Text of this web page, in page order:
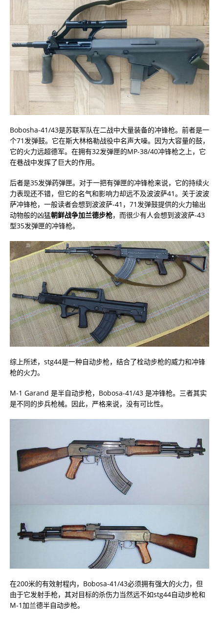
Bobosha-41/43是苏联军队在二战中大量装备的冲锋枪。前者是一
个71发弹鼓。它在斯大林格勒战役中名声大噪。因为大容量的鼓，
它的火力远超德军。在拥有32发弹匣的MP-38/40冲锋枪之上，它
在巷战中发挥了巨大的作用。
后者是35发弹药弹匣。对于一把有弹匣的冲锋枪来说，它的持续火
力表现还不错，但它的名气和影响力却远不及波波萨41。关于波波
萨冲锋枪，一般读者会想到波波萨-41，71发弹鼓提供的火力输出
动物般的凶猛朝鲜战争加兰德步枪，而很少有人会想到波波萨-43
型35发弹匣的冲锋枪。
综上所述，stg44是一种自动步枪，结合了栓动步枪的威力和冲锋
枪的火力。
M-1 Garand 是半自动步枪，Bobosa-41/43 是冲锋枪。三者其实
是不同的步兵枪械。因此，严格来说，没有可比性。
在200米的有效射程内，Bobosa-41/43必须拥有强大的火力，但
由于它发射手枪，其对目标的杀伤力当然远不如stg44自动步枪和
M-1加兰德半自动步枪。